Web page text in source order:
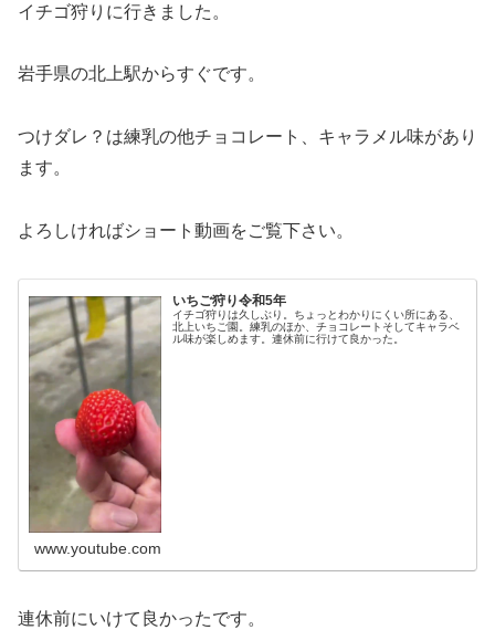
イチゴ狩りに行きました。
岩手県の北上駅からすぐです。
つけダレ？は練乳の他チョコレート、キャラメル味があり
ます。
よろしければショート動画をご覧下さい。
いちご狩り令和5年
イチゴ狩りは久しぶり。ちょっとわかりにくい所にある、
北上いちご園。練乳のほか、チョコレートそしてキャラベ
ル味が楽しめます。連休前に行けて良かった。
www.youtube.com
連休前にいけて良かったです。